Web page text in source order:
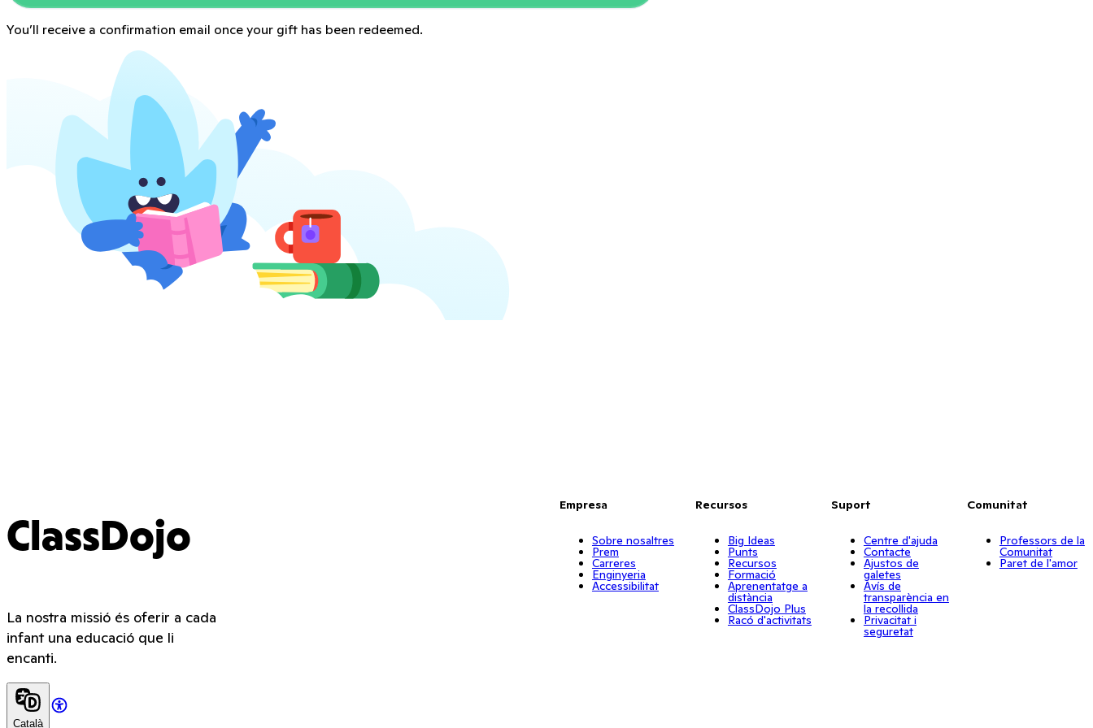
You’ll receive a confirmation email once your gift has been redeemed.
ClassDojo
La nostra missió és oferir a cada
infant una educació que li
encanti.
Català
Empresa
Sobre nosaltres
Prem
Carreres
Enginyeria
Accessibilitat
Recursos
Big Ideas
Punts
Recursos
Formació
Aprenentatge a
distància
ClassDojo Plus
Racó d'activitats
Suport
Centre d'ajuda
Contacte
Ajustos de
galetes
Avís de
transparència en
la recollida
Privacitat i
seguretat
Comunitat
Professors de la
Comunitat
Paret de l'amor